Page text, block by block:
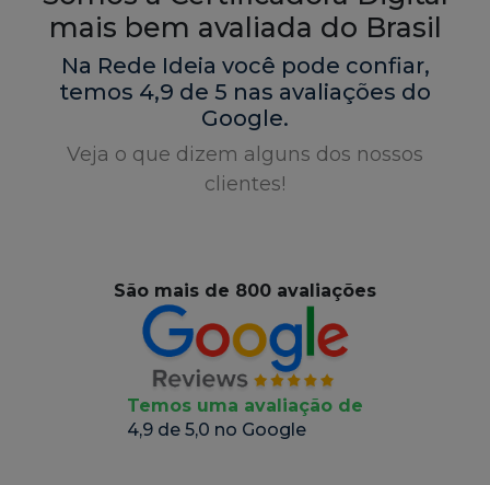
Na Rede Ideia você pode confiar,
temos 4,9 de 5 nas avaliações do
Google.
Veja o que dizem alguns dos nossos
clientes!
Temos uma avaliação de
4,9 de 5,0 no Google